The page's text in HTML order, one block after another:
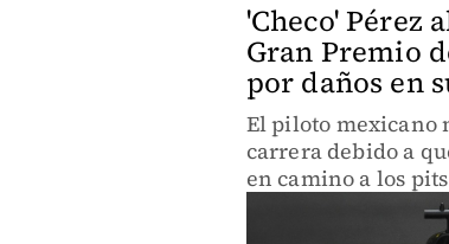
'Checo' Pérez
Gran Premio
por daños en
El piloto mexicano
carrera debido a
en camino a los pits